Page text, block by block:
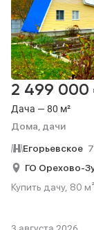
Дача — 80 м²
Дома, дачи
2 499 000
Егорьевское
ГО Орехово-
Купить дачу, 80